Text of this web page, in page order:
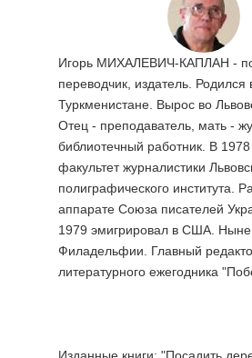
Игорь МИХАЛЕВИЧ-КАПЛАН -
переводчик, издатель. Родился
Туркменистане. Вырос во
Отец - преподаватель, мать -
библиотечный работник. В
факультет журналистики
полиграфического института.
аппарате Союза писателей
1979 эмигрировал в США. Ныне
Филадельфии. Главный
литературного ежегодника